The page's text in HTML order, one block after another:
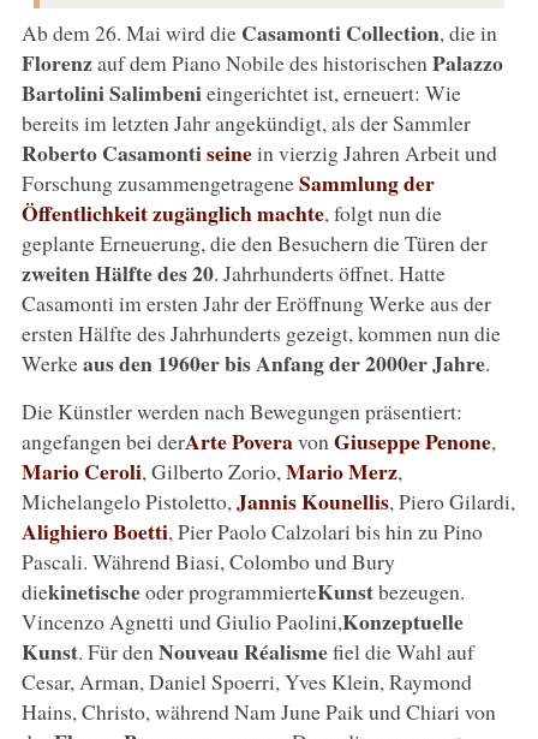
Ab dem 26. Mai wird die Casamonti Collection, die in
Florenzauf dem Piano Nobile des historischen Palazzo
Bartolini Salimbenieingerichtet ist, erneuert: Wie
bereits im letzten Jahr angekündigt, als der Sammler
Roberto Casamontiseinein vierzig Jahren Arbeit und
Forschung zusammengetrageneSammlung der
Öffentlichkeit zugänglich machte, folgt nun die
geplante Erneuerung, die den Besuchern die Türen der
zweiten Hälfte des 20. Jahrhunderts öffnet. Hatte
Casamonti im ersten Jahr der Eröffnung Werke aus der
ersten Hälfte des Jahrhunderts gezeigt, kommen nun die
Werkeaus den 1960er bis Anfang der 2000er Jahre.
Die Künstler werden nach Bewegungen präsentiert:
angefangen bei derArte Poveravon Giuseppe Penone,
Mario Ceroli, Gilberto Zorio, Mario Merz,
Michelangelo Pistoletto, Jannis Kounellis, Piero Gilardi,
Alighiero Boetti, Pier Paolo Calzolari bis hin zu Pino
Pascali. Während Biasi, Colombo und Bury
diekinetischeoder programmierteKunstbezeugen.
Vincenzo Agnetti und Giulio Paolini,Konzeptuelle
Kunst. Für den Nouveau Réalismefiel die Wahl auf
Cesar, Arman, Daniel Spoerri, Yves Klein, Raymond
Hains, Christo, während Nam June Paik und Chiari von